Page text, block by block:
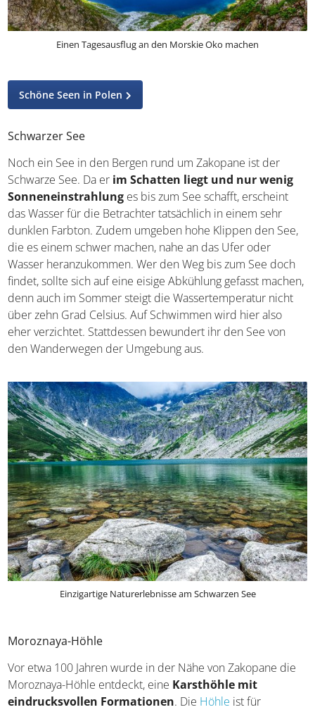
Einen Tagesausflug an den Morskie Oko machen
Schöne Seen in Polen
Schwarzer See
Noch ein See in den Bergen rund um Zakopane ist der
Schwarze See. Da er im Schatten liegt und nur wenig
Sonneneinstrahlung es bis zum See schafft, erscheint
das Wasser für die Betrachter tatsächlich in einem sehr
dunklen Farbton. Zudem umgeben hohe Klippen den See,
die es einem schwer machen, nahe an das Ufer oder
Wasser heranzukommen. Wer den Weg bis zum See doch
findet, sollte sich auf eine eisige Abkühlung gefasst machen,
denn auch im Sommer steigt die Wassertemperatur nicht
über zehn Grad Celsius. Auf Schwimmen wird hier also
eher verzichtet. Stattdessen bewundert ihr den See von
den Wanderwegen der Umgebung aus.
Einzigartige Naturerlebnisse am Schwarzen See
Moroznaya-Höhle
Vor etwa 100 Jahren wurde in der Nähe von Zakopane die
Moroznaya-Höhle entdeckt, eine Karsthöhle mit
eindrucksvollen Formationen. Die Höhle ist für